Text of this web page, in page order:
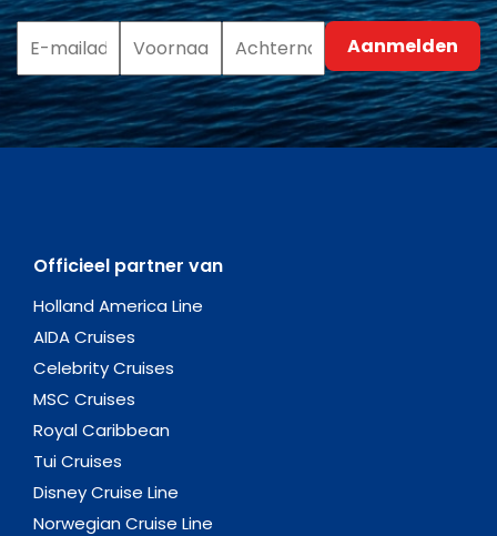
Officieel partner van
Holland America Line
AIDA Cruises
Celebrity Cruises
MSC Cruises
Royal Caribbean
Tui Cruises
Disney Cruise Line
Norwegian Cruise Line